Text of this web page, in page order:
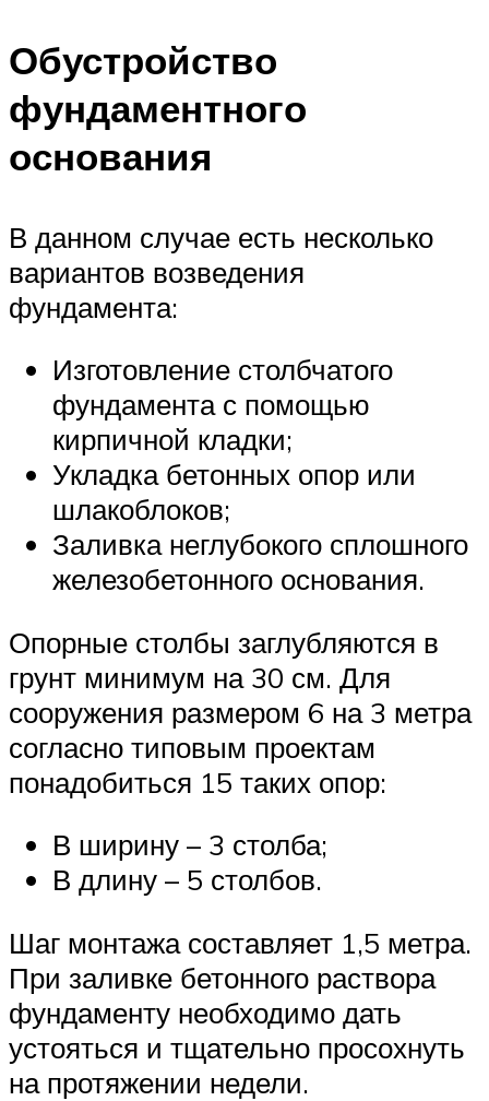
Обустройство
фундаментного
основания
В данном случае есть несколько
вариантов возведения
фундамента:
Изготовление столбчатого
фундамента с помощью
кирпичной кладки;
Укладка бетонных опор или
шлакоблоков;
Заливка неглубокого сплошного
железобетонного основания.
Опорные столбы заглубляются в
грунт минимум на 30 см. Для
сооружения размером 6 на 3 метра
согласно типовым проектам
понадобиться 15 таких опор:
В ширину – 3 столба;
В длину – 5 столбов.
Шаг монтажа составляет 1,5 метра.
При заливке бетонного раствора
фундаменту необходимо дать
устояться и тщательно просохнуть
на протяжении недели.